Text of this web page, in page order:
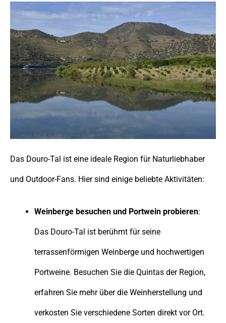
Das Douro-Tal ist eine ideale Region für Naturliebhaber
und Outdoor-Fans. Hier sind einige beliebte Aktivitäten:
Weinberge besuchen und Portwein probieren:
Das Douro-Tal ist berühmt für seine
terrassenförmigen Weinberge und hochwertigen
Portweine. Besuchen Sie die Quintas der Region,
erfahren Sie mehr über die Weinherstellung und
verkosten Sie verschiedene Sorten direkt vor Ort.